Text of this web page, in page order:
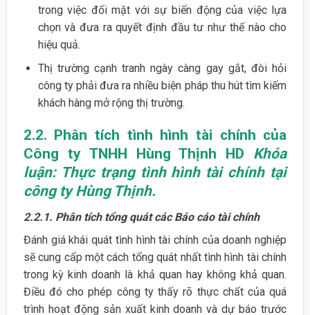
trong việc đối mặt với sự biến động của việc lựa
chọn và đưa ra quyết định đầu tư như thế nào cho
hiệu quả.
Thị trường cạnh tranh ngày càng gay gắt, đòi hỏi
công ty phải đưa ra nhiều biện pháp thu hút tìm kiếm
khách hàng mở rộng thị trường.
2.2. Phân tích tình hình tài chính của
Công ty TNHH Hùng Thịnh HD Khóa
luận: Thực trạng tình hình tài chính tại
công ty Hùng Thịnh.
2.2.1. Phân tích tổng quát các Báo cáo tài chính
Đánh giá khái quát tình hình tài chính của doanh nghiệp
sẽ cung cấp một cách tổng quát nhất tình hình tài chính
trong kỳ kinh doanh là khả quan hay không khả quan.
Điều đó cho phép công ty thấy rõ thực chất của quá
trình hoạt động sản xuất kinh doanh và dự báo trước